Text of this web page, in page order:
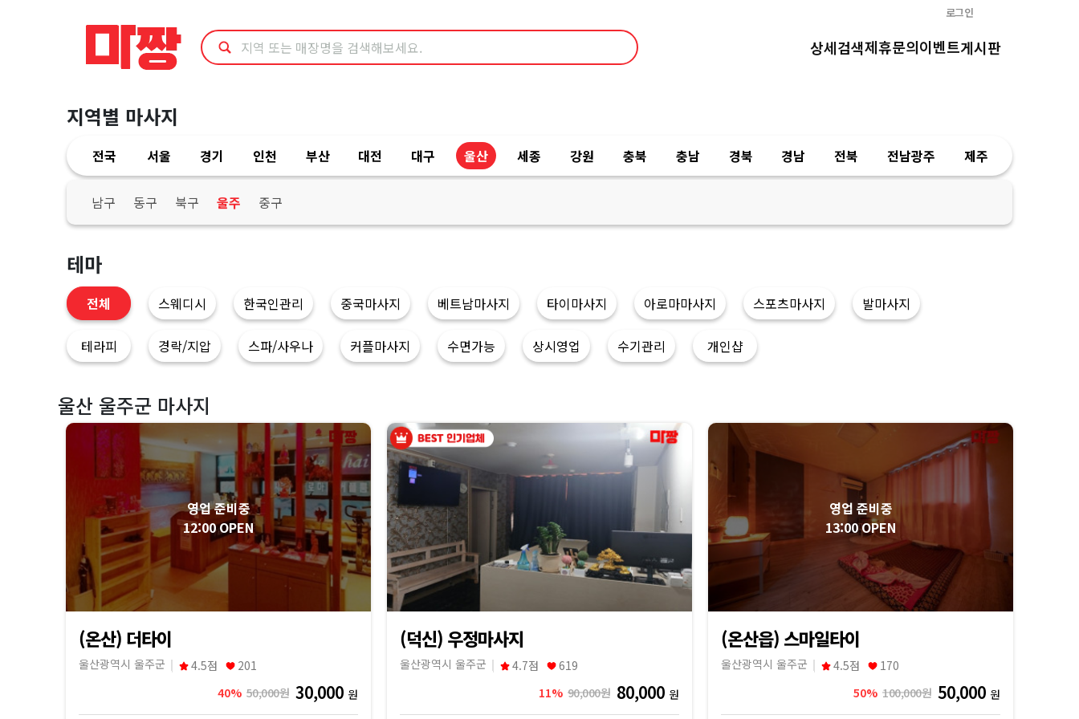
로그인
상세검색제휴문의이벤트게시판
지역별 마사지
전국 서울 경기 인천 부산 대전 대구 울산 세종 강원 충북 충남 경북 경남 전북 전남광주 제주
남구 동구 북구 울주 중구
테마
전체 스웨디시 한국인관리 중국마사지 베트남마사지 타이마사지 아로마마사지 스포츠마사지 발마사지
테라피 경락/지압 스파/사우나 커플마사지 수면가능 상시영업 수기관리 개인샵
울산 울주군 마사지
영업 준비중
12:00 OPEN
(온산) 더타이
울산광역시 울주군 4.5점
201
40% 50,000원 30,000 원
(덕신) 우정마사지
울산광역시 울주군 4.7점
619
11% 90,000원 80,000 원
영업 준비중
13:00 OPEN
(온산읍) 스마일타이
울산광역시 울주군 4.5점
170
50% 100,000원 50,000 원